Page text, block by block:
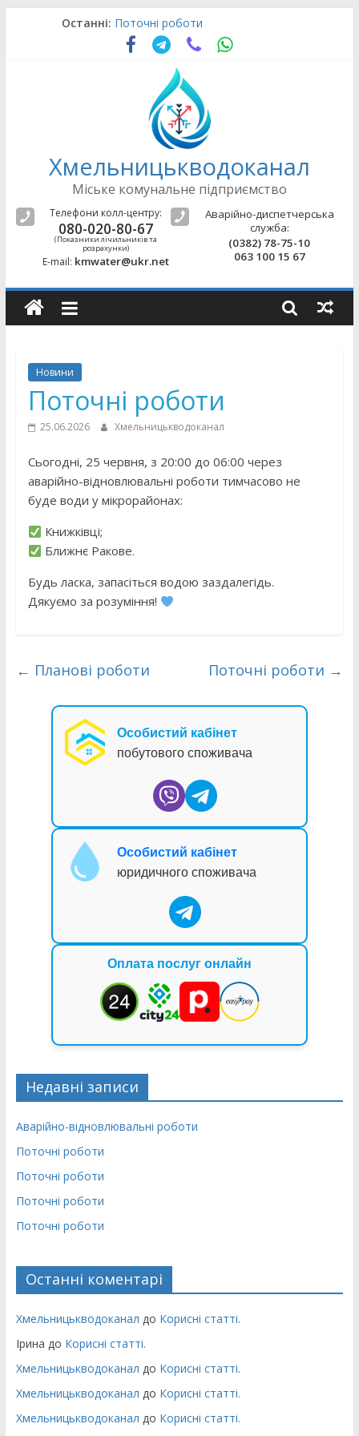
Останні: Поточні роботи
Аварійно-відновлювальні роботи
Поточні роботи
Поточні роботи
Поточні роботи
Хмельницькводоканал
Міське комунальне підприємство
Телефони колл-центру:
080-020-80-67
(Показники лічильників та
розрахунки)
E-mail: kmwater@ukr.net
Аварійно-диспетчерська
служба:
(0382) 78-75-10
063 100 15 67
Новини
Поточні роботи
25.06.2026 Хмельницькводоканал
Сьогодні, 25 червня, з 20:00 до 06:00 через
аварійно-відновлювальні роботи тимчасово не
буде води у мікрорайонах:
Книжківці;
Ближнє Ракове.
Будь ласка, запасіться водою заздалегідь.
Дякуємо за розуміння!
← Планові роботи Поточні роботи →
Особистий кабінет
побутового споживача
Особистий кабінет
юридичного споживача
Оплата послуг онлайн
Недавні записи
Аварійно-відновлювальні роботи
Поточні роботи
Поточні роботи
Поточні роботи
Поточні роботи
Останні коментарі
Хмельницькводоканал до Корисні статті.
Ірина до Корисні статті.
Хмельницькводоканал до Корисні статті.
Хмельницькводоканал до Корисні статті.
Хмельницькводоканал до Корисні статті.